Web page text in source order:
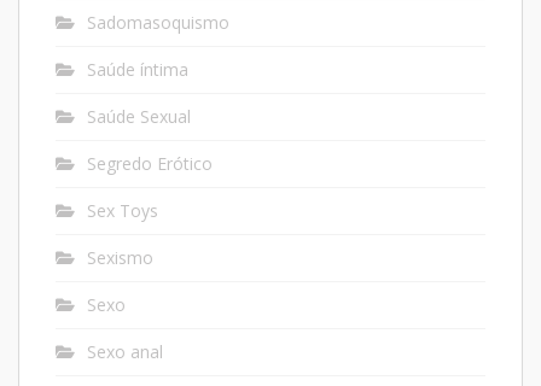
Sadomasoquismo
Saúde íntima
Saúde Sexual
Segredo Erótico
Sex Toys
Sexismo
Sexo
Sexo anal